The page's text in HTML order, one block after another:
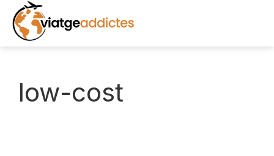
Saltar
contenido
low-cost